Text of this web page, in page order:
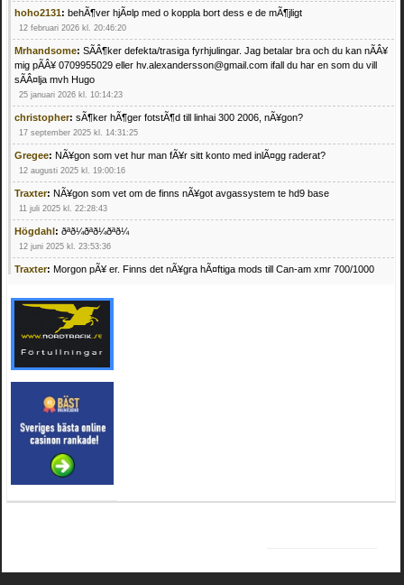
hoho2131: behÃ¶ver hjÃ¤lp med o koppla bort dess e de mÃ¶jligt
12 februari 2026 kl. 20:46:20
Mrhandsome: SÃÂ¶ker defekta/trasiga fyrhjulingar. Jag betalar bra och du kan nÃÂ¥
mig pÃÂ¥ 0709955029 eller hv.alexandersson@gmail.com ifall du har en som du vill
sÃÂ¤lja mvh Hugo
25 januari 2026 kl. 10:14:23
christopher: sÃ¶ker hÃ¶ger fotstÃ¶d till linhai 300 2006, nÃ¥gon?
17 september 2025 kl. 14:31:25
Gregee: NÃ¥gon som vet hur man fÃ¥r sitt konto med inlÃ¤gg raderat?
12 augusti 2025 kl. 19:00:16
Traxter: NÃ¥gon som vet om de finns nÃ¥got avgassystem te hd9 base
11 juli 2025 kl. 22:28:43
Högdahl: ðªð¼ðªð¼ðªð¼
12 juni 2025 kl. 23:53:36
Traxter: Morgon pÃ¥ er. Finns det nÃ¥gra hÃ¤ftiga mods till Can-am xmr 700/1000
Mrhandsome:SÃ¶ker defekta/trasiga fyrhjulingar. Jag betalar bra och du kan nÃ¥ mig
pÃ¥ 0709955029 eller hv.alexandersson@gmail.com ifall du har en som du vill sÃ¤lja
mvh Hugo
21 februari 2025 kl. 09:25:52
Oscar5:NÃ¥gon som vet vad man kan begÃ¤ra fÃ¶r en Honda TRX 350 FE 2005
4 februari 2025 kl. 19:20:50
Oscar5:44
4 februari 2025 kl. 19:15:36
Greger59:NÃ¤gon som vet har en Cetek 500 EFI
15 januari 2025 kl. 23:49:44
Mrhandsome:SÃÂ¶ker defekta/trasiga fyrhjulingar. Jag betalar bra och du kan nÃÂ¥